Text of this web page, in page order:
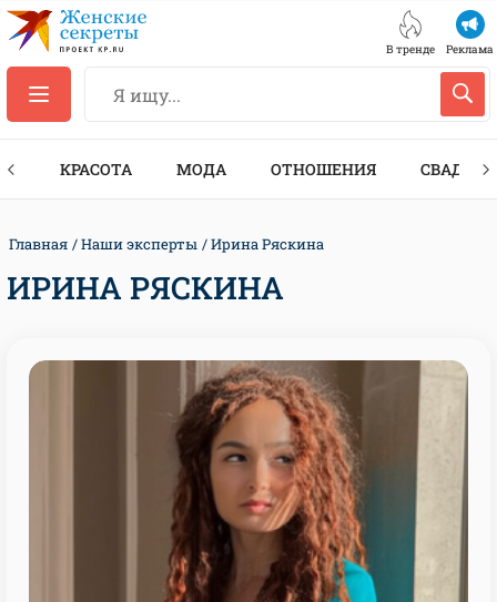
В тренде Реклама
КРАСОТА МОДА ОТНОШЕНИЯ СВАДЬБА
Главная Наши эксперты Ирина Ряскина
ИРИНА РЯСКИНА